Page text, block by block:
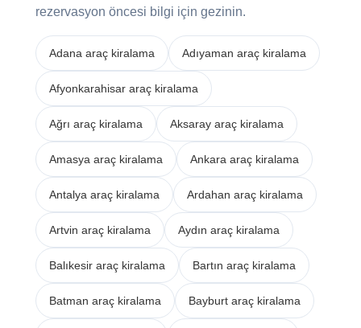
rezervasyon öncesi bilgi için gezinin.
Adana araç kiralama Adıyaman araç kiralama
Afyonkarahisar araç kiralama
Ağrı araç kiralama Aksaray araç kiralama
Amasya araç kiralama Ankara araç kiralama
Antalya araç kiralama Ardahan araç kiralama
Artvin araç kiralama Aydın araç kiralama
Balıkesir araç kiralama Bartın araç kiralama
Batman araç kiralama Bayburt araç kiralama